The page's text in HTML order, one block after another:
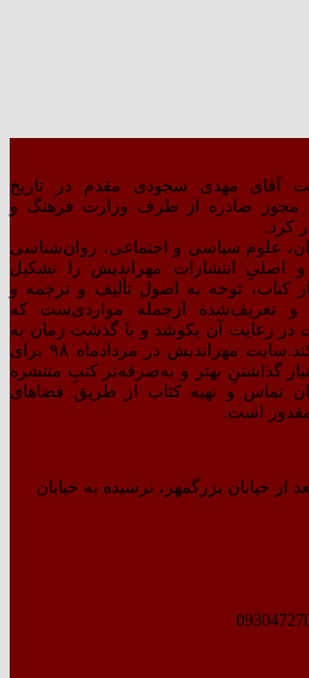
آقای مهدی سجودی مقدم در تاریخ
۱۳۷۷ بر اساس مجوز صادره از طرف وزارت فرهنگ و
کرد.
علوم سیاسی و اجتماعی، روان‌شناسی
و اصلیِ انتشارات مهراندیش را تشکیل
کتاب،‌ توجه به اصول تألیف و ترجمه و
تعریف‌شده ازجمله مواردی‌ست که
در رعایت آن بکوشد و با گذشت زمان به
استاندارهای بالاتری دست پیدا کند.سایت مهراندیش در مردادماه ۹۸ برای
گذاشتنِ بهتر و به‌صرفه‌تر کتبِ منتشره
تماس و تهیه کتاب از طریق فضاهای
مقدور است.
از خیابان بزرگمهر، نرسیده به خیابان